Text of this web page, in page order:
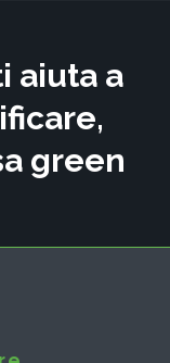
aiuta a
green